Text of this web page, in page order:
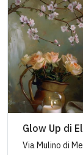
Glow Up di
Via Mulino di